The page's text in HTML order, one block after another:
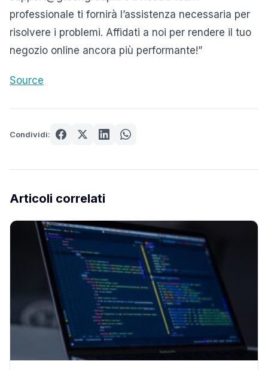
professionale ti fornirà l’assistenza necessaria per
risolvere i problemi. Affidati a noi per rendere il tuo
negozio online ancora più performante!”
Source
Condividi:
Articoli correlati